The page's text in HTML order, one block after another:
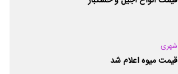
شهری
قیمت میوه اعلام شد